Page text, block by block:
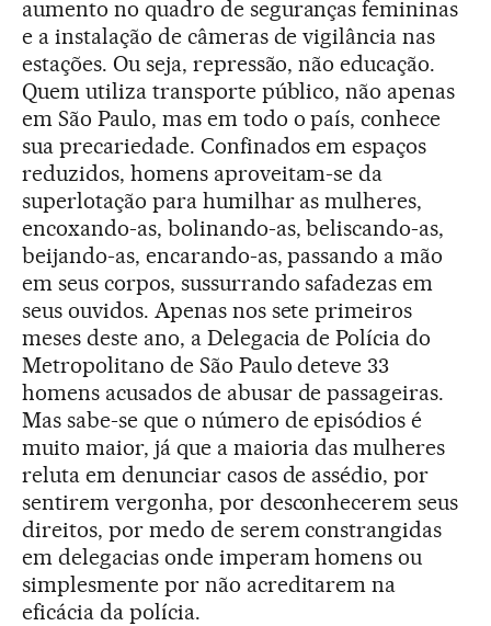
aumento no quadro de seguranças femininas
e a instalação de câmeras de vigilância nas
estações. Ou seja, repressão, não educação.
Quem utiliza transporte público, não apenas
em São Paulo, mas em todo o país, conhece
sua precariedade. Confinados em espaços
reduzidos, homens aproveitam-se da
superlotação para humilhar as mulheres,
encoxando-as, bolinando-as, beliscando-as,
beijando-as, encarando-as, passando a mão
em seus corpos, sussurrando safadezas em
seus ouvidos. Apenas nos sete primeiros
meses deste ano, a Delegacia de Polícia do
Metropolitano de São Paulo deteve 33
homens acusados de abusar de passageiras.
Mas sabe-se que o número de episódios é
muito maior, já que a maioria das mulheres
reluta em denunciar casos de assédio, por
sentirem vergonha, por desconhecerem seus
direitos, por medo de serem constrangidas
em delegacias onde imperam homens ou
simplesmente por não acreditarem na
eficácia da polícia.